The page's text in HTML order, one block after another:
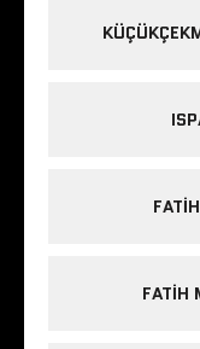
FATIH